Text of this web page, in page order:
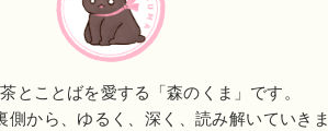
とことばを愛する「森のくま」です。
側から、ゆるく、深く、読み解いていき